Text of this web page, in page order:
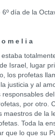
día de la
o m e l i a
totalmente
Israel, lugar
los profetas
justicia y al
por otro.
maestros de la
Toda la
que lo que su